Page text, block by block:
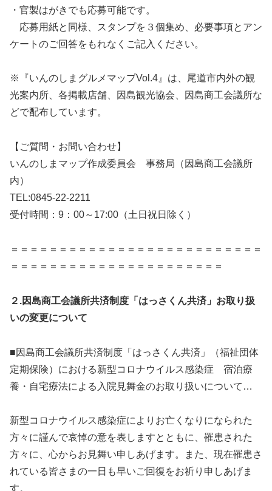
・官製はがきでも応募可能です。
応募用紙と同様、スタンプを３個集め、必要事項とアン
ケートのご回答をもれなくご記入ください。
※『いんのしまグルメマップVol.4』は、尾道市内外の観
光案内所、各掲載店舗、因島観光協会、因島商工会議所な
どで配布しています。
【ご質問・お問い合わせ】
いんのしまマップ作成委員会 事務局（因島商工会議所
内）
TEL:0845-22-2211
受付時間：9：00～17:00（土日祝日除く）
＝＝＝＝＝＝＝＝＝＝＝＝＝＝＝＝＝＝＝＝＝＝＝＝＝＝
＝＝＝＝＝＝＝＝＝＝＝＝＝＝＝＝＝＝＝＝＝＝
２.因島商工会議所共済制度「はっさくん共済」お取り扱
いの変更について
■因島商工会議所共済制度「はっさくん共済」（福祉団体
定期保険）における新型コロナウイルス感染症 宿泊療
養・自宅療法による入院見舞金のお取り扱いについて…
新型コロナウイルス感染症によりお亡くなりになられた
方々に謹んで哀悼の意を表しますとともに、罹患された
方々に、心からお見舞い申しあげます。また、現在罹患さ
れている皆さまの一日も早いご回復をお祈り申しあげま
す。